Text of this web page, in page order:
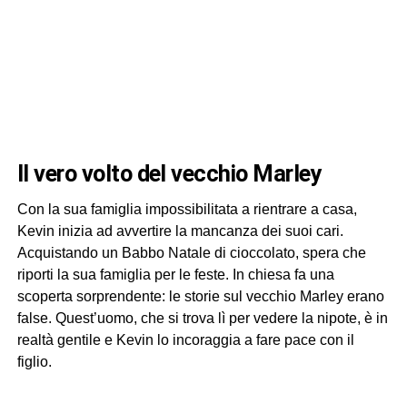
il vero volto del vecchio Marley
Con la sua famiglia impossibilitata a rientrare a casa,
Kevin inizia ad avvertire la mancanza dei suoi cari.
Acquistando un Babbo Natale di cioccolato, spera che
riporti la sua famiglia per le feste. In chiesa fa una
scoperta sorprendente: le storie sul vecchio Marley erano
false. Quest’uomo, che si trova lì per vedere la nipote, è in
realtà gentile e Kevin lo incoraggia a fare pace con il
figlio.